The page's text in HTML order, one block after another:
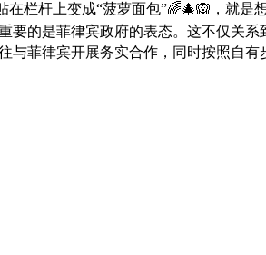
杆上变成“菠萝面包”🌈🎄🙉，就是
的是菲律宾政府的表态。这不仅关系
菲律宾开展务实合作，同时按照自